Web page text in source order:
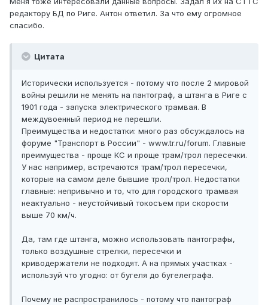
редактору БД по Риге. Антон ответил. За что ему огромное
спасибо.
Цитата
Исторически используется - потому что после 2 мировой
войны решили не менять на пантограф, а штанга в Риге с
1901 года - запуска электрического трамвая. В
междувоенный период не перешли.
Преимущества и недостатки: много раз обсуждалось на
форуме "Транспорт в России" - www.tr.ru/forum. Главные
преимущества - проще КС и проще трам/трол пересечки.
У нас например, встречаются трам/трол пересечки,
которые на самом деле бывшие трол/трол. Недостатки
главные: непривычно и то, что для городского трамвая
неактуально - неустойчивый токосъем при скорости
выше 70 км/ч.
Да, там где штанга, можно использовать пантографы,
только воздушные стрелки, пересечки и
криводержатели не подходят. А на прямых участках -
используй что угодно: от бугеля до бугелеграфа.
Почему не распространилось - потому что пантограф